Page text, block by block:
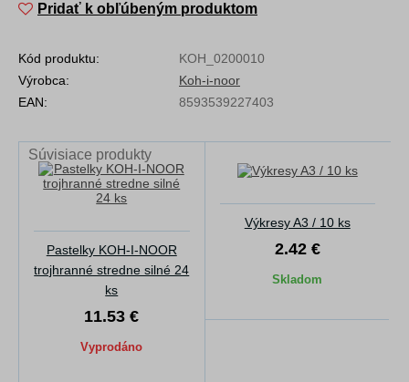
Pridať k obľúbeným produktom
Kód produktu:
KOH_0200010
Výrobca:
Koh-i-noor
EAN:
8593539227403
Súvisiace produkty
Pastelky KOH-I-NOOR
trojhranné stredne silné 24
ks
11.53 €
Vyprodáno
Výkresy A3 / 10 ks
2.42 €
Skladom